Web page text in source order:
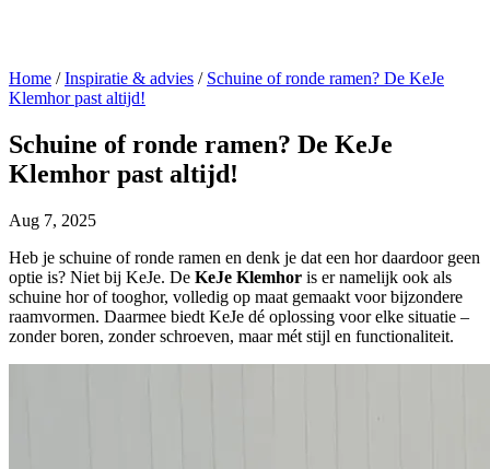
Home / Inspiratie & advies / Schuine of ronde ramen? De KeJe
Klemhor past altijd!
Schuine of ronde ramen? De KeJe
Klemhor past altijd!
Aug 7, 2025
Heb je schuine of ronde ramen en denk je dat een hor daardoor geen
optie is? Niet bij KeJe. De KeJe Klemhor is er namelijk ook als
schuine hor of tooghor, volledig op maat gemaakt voor bijzondere
raamvormen. Daarmee biedt KeJe dé oplossing voor elke situatie –
zonder boren, zonder schroeven, maar mét stijl en functionaliteit.